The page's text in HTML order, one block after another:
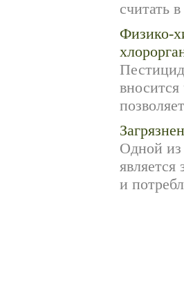
считать
Физико-
Одной из
и